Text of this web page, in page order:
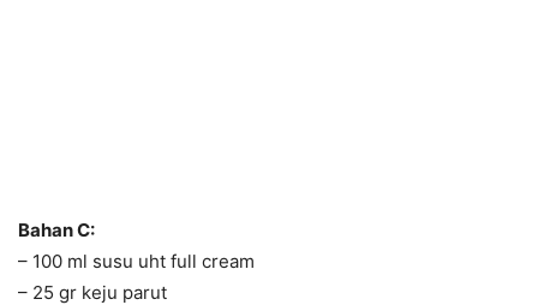
Bahan C:
– 100 ml susu uht full cream
– 25 gr keju parut